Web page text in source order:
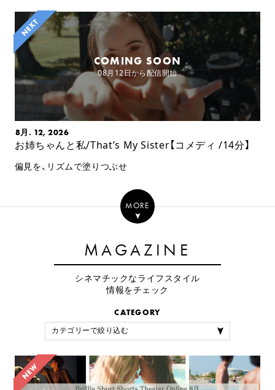
COMING SOON
08月12日から配信開始
8月. 12, 2026
お姉ちゃんと私/That’s My Sister【コメディ /14分】
偏見を、リズムで塗りつぶせ
MORE
MAGAZINE
シネマチックなライフスタイル
情報をチェック
CATEGORY